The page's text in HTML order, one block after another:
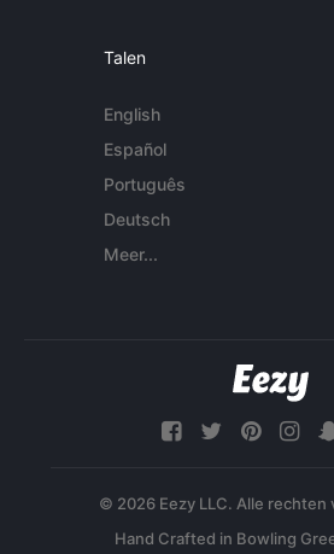
Talen
English
Español
Português
Deutsch
Meer...
© 2026 Eezy LLC. Alle rechten